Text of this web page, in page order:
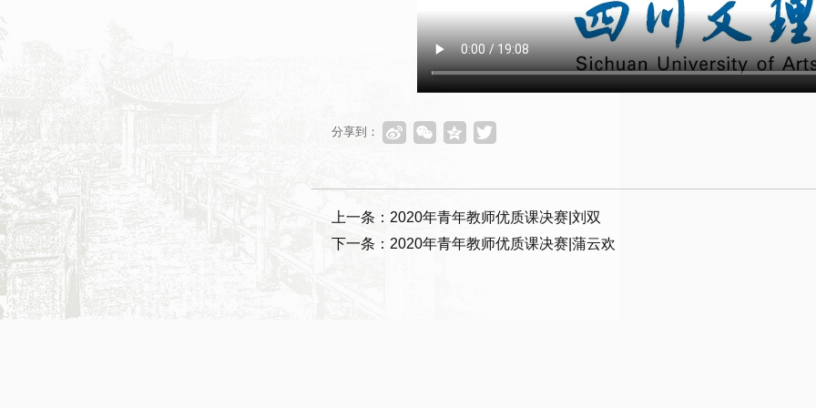
分享到：
上一条：2020年青年教师优质课决赛|刘双
下一条：2020年青年教师优质课决赛|蒲云欢